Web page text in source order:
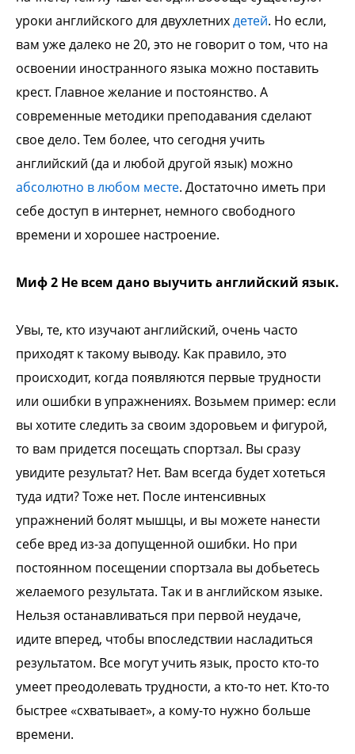
уроки английского для двухлетнихдетей. Но если,
вам уже далеко не 20, это не говорит о том, что на
освоении иностранного языка можно поставить
крест. Главное желание и постоянство. А
современные методики преподавания сделают
свое дело. Тем более, что сегодня учить
английский (да и любой другой язык) можно
абсолютно в любом месте. Достаточно иметь при
себе доступ в интернет, немного свободного
времени и хорошее настроение.
Миф 2 Не всем дано выучить английский язык.
Увы, те, кто изучают английский, очень часто
приходят к такому выводу. Как правило, это
происходит, когда появляются первые трудности
или ошибки в упражнениях. Возьмем пример: если
вы хотите следить за своим здоровьем и фигурой,
то вам придется посещать спортзал. Вы сразу
увидите результат? Нет. Вам всегда будет хотеться
туда идти? Тоже нет. После интенсивных
упражнений болят мышцы, и вы можете нанести
себе вред из-за допущенной ошибки. Но при
постоянном посещении спортзала вы добьетесь
желаемого результата. Так и в английском языке.
Нельзя останавливаться при первой неудаче,
идите вперед, чтобы впоследствии насладиться
результатом. Все могут учить язык, просто кто-то
умеет преодолевать трудности, а кто-то нет. Кто-то
быстрее «схватывает», а кому-то нужно больше
времени.